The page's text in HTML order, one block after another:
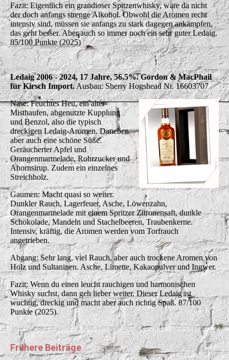
Fazit: Eigentlich ein grandioser Spitzenwhisky, wäre da nicht
der doch anfangs strenge Alkohol. Obwohl die Aromen recht
intensiv sind, müssen sie anfangs zu stark dagegen ankämpfen,
das geht besser. Aber auch so immer noch ein sehr guter Ledaig.
85/100 Punkte (2025)
Ledaig 2006 - 2024, 17 Jahre, 56,5%. Gordon & MacPhail
für Kirsch Import.Ausbau: Sherry Hogshead Nr. 16603707
Nase: Feuchtes Heu, ein alter
Misthaufen, abgenutzte Kupplung
und Benzol, also die typisch
dreckigen Ledaig-Aromen. Daneben
aber auch eine schöne Süße.
Geräucherter Apfel und
Orangenmarmelade, Rohrzucker und
Ahornsirup. Zudem ein einzelnes
Streichholz.
Gaumen: Macht quasi so weiter.
Dunkler Rauch, Lagerfeuer, Asche, Löwenzahn,
Orangenmarmelade mit einem Spritzer Zitronensaft, dunkle
Schokolade, Mandeln und Stachelbeeren, Traubenkerne.
Intensiv, kräftig, die Aromen werden vom Torfrauch
angetrieben.
Abgang: Sehr lang, viel Rauch, aber auch trockene Aromen von
Holz und Sultaninen. Asche, Limette, Kakaopulver und Ingwer.
Fazit: Wenn du einen leucht rauchigen und harmonischen
Whisky suchst, dann geh lieber weiter. Dieser Ledaig ist
wuchtig, dreckig und macht aber auch richtig Spaß. 87/100
Punkte (2025).
Frühere Beiträge